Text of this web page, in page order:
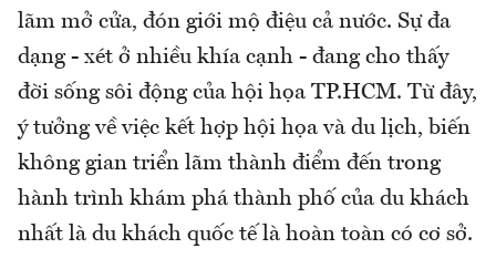
lãm mở cửa, đón giới mộ điệu cả nước. Sự đa
dạng - xét ở nhiều khía cạnh - đang cho thấy
đời sống sôi động của hội họa TP.HCM. Từ đây,
ý tưởng về việc kết hợp hội họa và du lịch, biến
không gian triển lãm thành điểm đến trong
hành trình khám phá thành phố của du khách
nhất là du khách quốc tế là hoàn toàn có cơ sở.